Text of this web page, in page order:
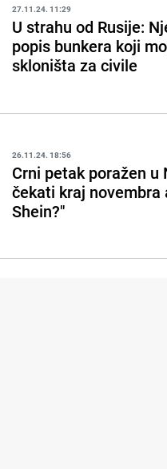
27.11.24. 11:29
U strahu od Rusije:
popis bunkera koji
skloništa za civile
26.11.24. 18:56
Crni petak poražen u
čekati kraj novembra
Shein?"